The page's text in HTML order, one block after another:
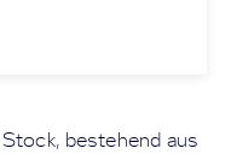
bestehend aus